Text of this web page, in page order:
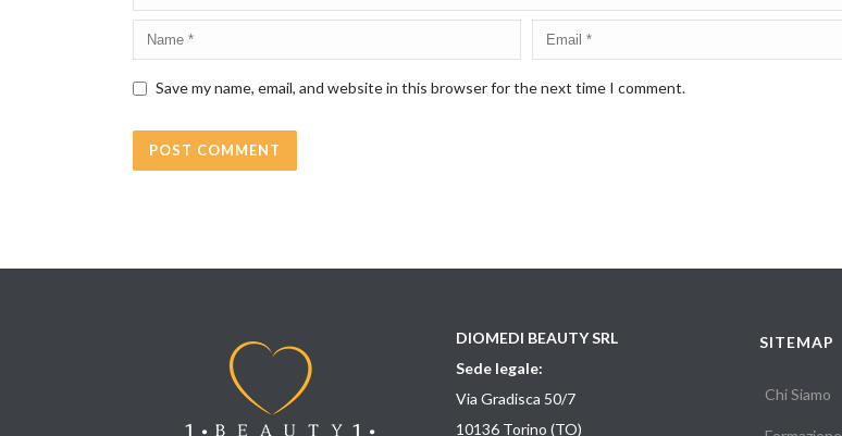
Save my name, email, and website in this browser for the next time I comment.
DIOMEDI BEAUTY SRL
Sede legale:
Via Gradisca 50/7
10136 Torino (TO)
SITEMAP
Chi Siamo